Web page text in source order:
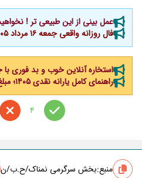
عمل بینی از این طبیعی تر !
فال روزانه واقعی جمعه ۱۶ مرداد ۱۴۰۵ | فال امروز شما
استخاره آنلاین خوب و بد فوری
راهنمای کامل یارانه نقدی ۱۴۰۵؛ مبلغ، زمان واریز، دهک‌بندی
4
منبع:بخش سرگرمی نمناک/ح.ب/ن